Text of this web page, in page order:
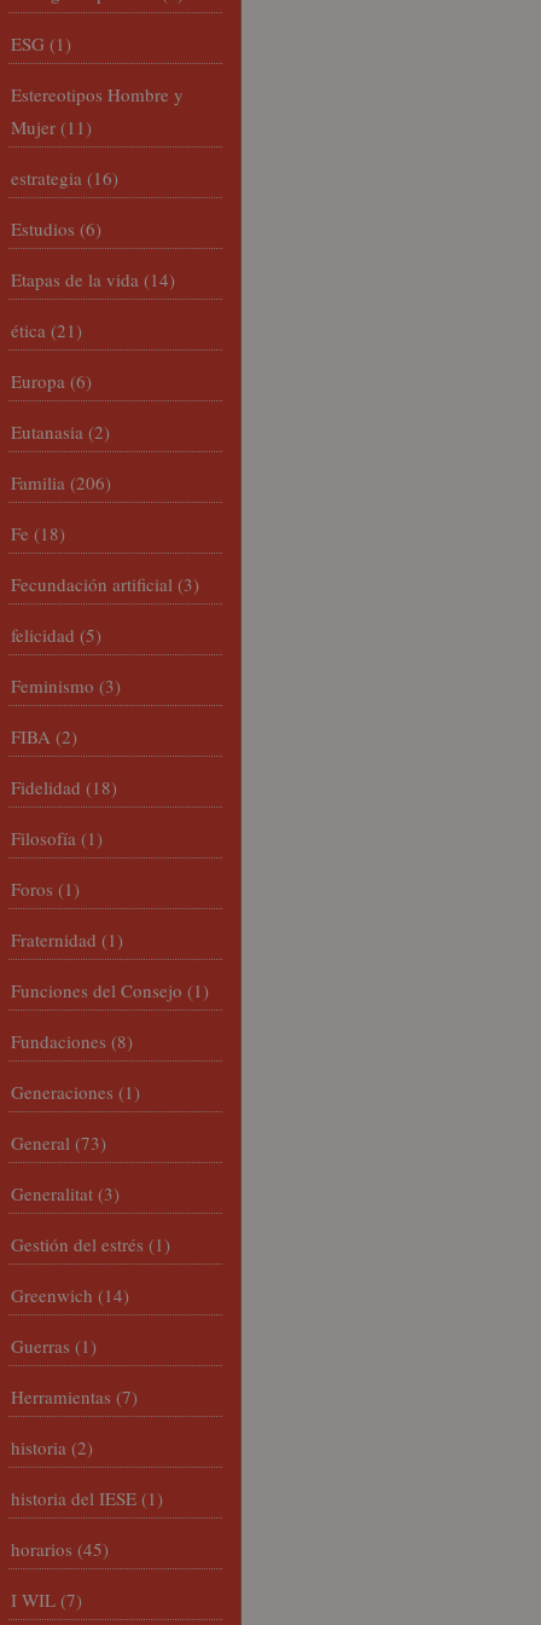
ESG (1)
Estereotipos Hombre y
Mujer (11)
estrategia (16)
Estudios (6)
Etapas de la vida (14)
ética (21)
Europa (6)
Eutanasia (2)
Familia (206)
Fe (18)
Fecundación artificial (3)
felicidad (5)
Feminismo (3)
FIBA (2)
Fidelidad (18)
Filosofía (1)
Foros (1)
Fraternidad (1)
Funciones del Consejo (1)
Fundaciones (8)
Generaciones (1)
General (73)
Generalitat (3)
Gestión del estrés (1)
Greenwich (14)
Guerras (1)
Herramientas (7)
historia (2)
historia del IESE (1)
horarios (45)
I WIL (7)